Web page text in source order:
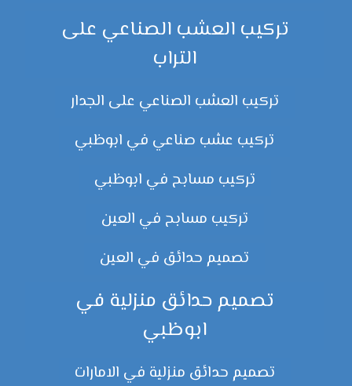
تركيب العشب الصناعي على
التراب
تركيب العشب الصناعي على الجدار
تركيب عشب صناعي في ابوظبي
تركيب مسابح في ابوظبي
تركيب مسابح في العين
تصميم حدائق في العين
تصميم حدائق منزلية في
ابوظبي
تصميم حدائق منزلية في الامارات